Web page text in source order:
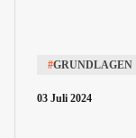
#GRUNDLAGEN
03 Juli 2024